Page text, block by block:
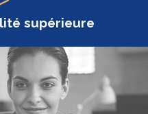
supérieure